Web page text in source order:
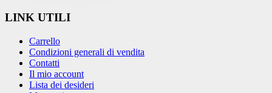
LINK UTILI
Carrello
Condizioni generali di vendita
Contatti
Il mio account
Lista dei desideri